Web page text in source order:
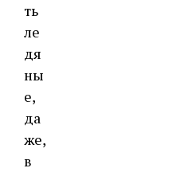
ть
ле
дя
ны
е,
да
же,
в